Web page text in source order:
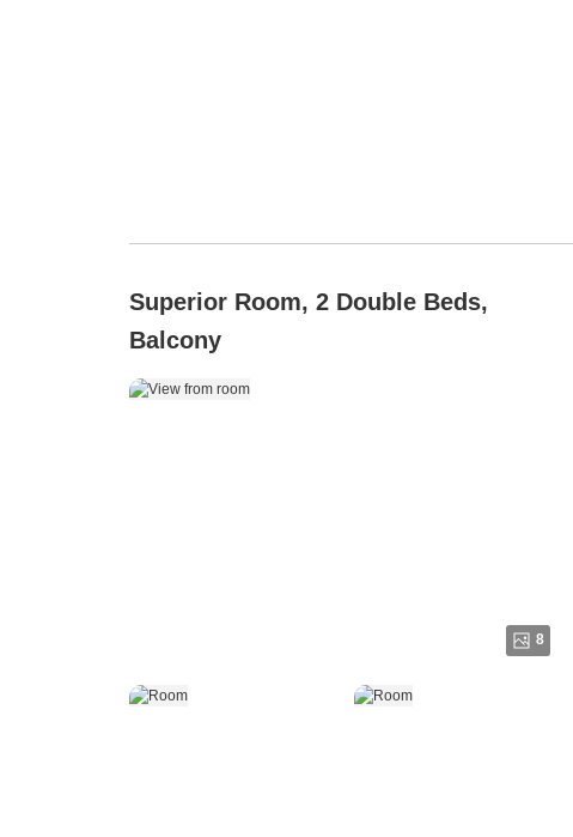
Superior Room, 2 Double Beds,
Balcony
8